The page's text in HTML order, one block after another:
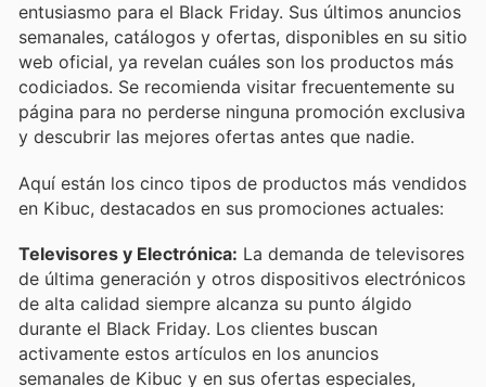
entusiasmo para el Black Friday. Sus últimos anuncios
semanales, catálogos y ofertas, disponibles en su sitio
web oficial, ya revelan cuáles son los productos más
codiciados. Se recomienda visitar frecuentemente su
página para no perderse ninguna promoción exclusiva
y descubrir las mejores ofertas antes que nadie.
Aquí están los cinco tipos de productos más vendidos
en Kibuc, destacados en sus promociones actuales:
Televisores y Electrónica: La demanda de televisores
de última generación y otros dispositivos electrónicos
de alta calidad siempre alcanza su punto álgido
durante el Black Friday. Los clientes buscan
activamente estos artículos en los anuncios
semanales de Kibuc y en sus ofertas especiales,